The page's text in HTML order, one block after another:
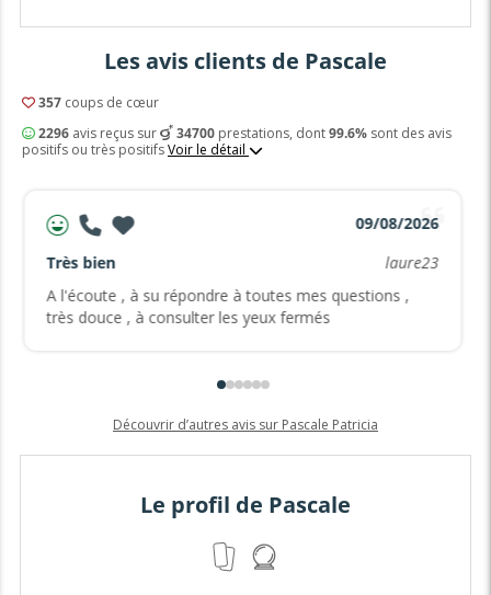
Les avis clients de Pascale
357coups de cœur
2296avis reçus sur 34700prestations, dont99.6%sont des avis
positifs ou très positifsVoir le détail
09/08/2026
Très bien
laure23
A l'écoute , à su répondre à toutes mes questions ,
très douce , à consulter les yeux fermés
Découvrir d’autres avis sur Pascale Patricia
Le profil de Pascale